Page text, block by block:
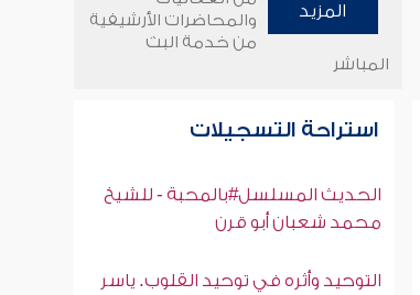
المزيد
والمحاضرات الأرشيفية
من خدمة البث
المباشر
استراحة التسجيلات
الحديث المسلسل#بالمحبة - للشيخ
محمد شعبان أبو قرن
التوحيد وأثره في توحيد القلوب. ياسر